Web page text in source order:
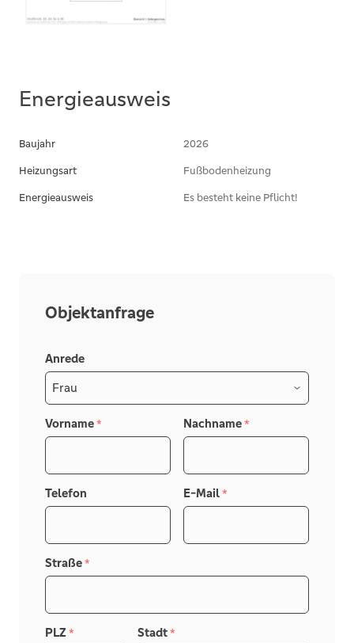
Energieausweis
Baujahr
2026
Heizungsart
Fußbodenheizung
Energieausweis
Es besteht keine Pflicht!
Objektanfrage
Anrede
Vorname * Nachname *
Telefon E-Mail *
Straße *
PLZ * Stadt *